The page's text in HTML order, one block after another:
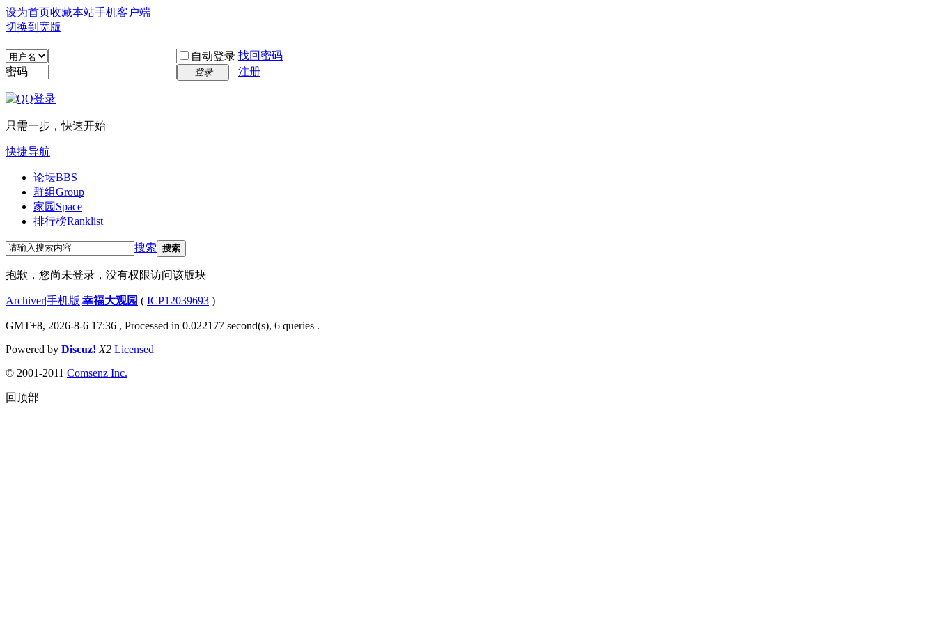
设为首页收藏本站手机客户端
切换到宽版
自动登录 找回密码
密码
登录 注册
只需一步，快速开始
快捷导航
论坛BBS
群组Group
家园 Space
排行榜Ranklist
搜索 搜索
抱歉，您尚未登录，没有权限访问该版块
Archiver|手机版|幸福大观园 ( ICP12039693 )
GMT+8, 2026-8-6 17:36 , Processed in 0.022177 second(s), 6 queries .
Powered by Discuz! X2 Licensed
© 2001-2011 Comsenz Inc.
回顶部